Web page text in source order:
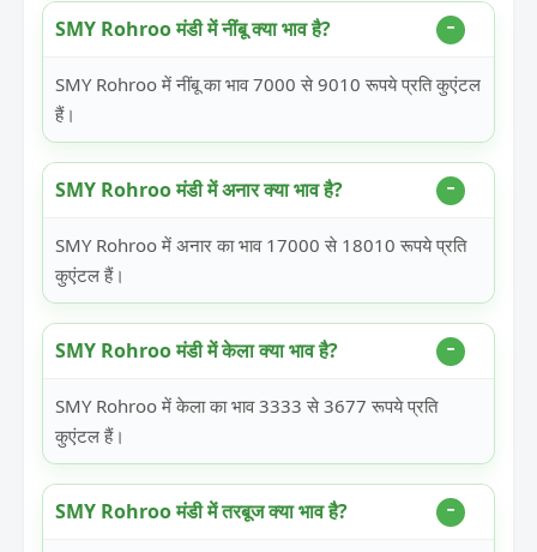
SMY Rohroo मंडी में नींबू क्या भाव है?
SMY Rohroo में नींबू का भाव 7000 से 9010 रूपये प्रति कुएंटल
हैं।
SMY Rohroo मंडी में अनार क्या भाव है?
SMY Rohroo में अनार का भाव 17000 से 18010 रूपये प्रति
कुएंटल हैं।
SMY Rohroo मंडी में केला क्या भाव है?
SMY Rohroo में केला का भाव 3333 से 3677 रूपये प्रति
कुएंटल हैं।
SMY Rohroo मंडी में तरबूज क्या भाव है?